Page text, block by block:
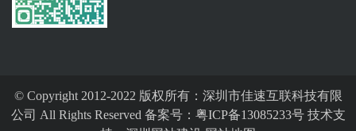
© Copyright 2012-2022 版权所有：深圳市佳速互联科技有限
公司 All Rights Reserved 备案号： 粤ICP备13085233号技术支